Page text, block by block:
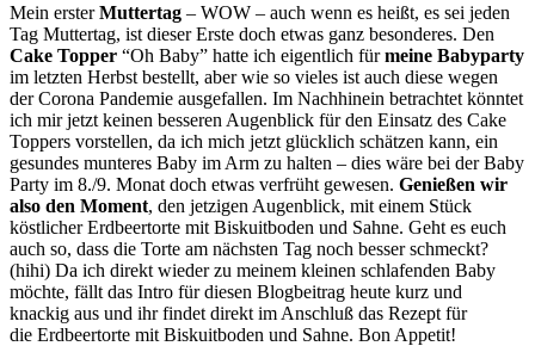
Mein ersterMuttertag – WOW – auch wenn es heißt, es sei jeden
Tag Muttertag, ist dieser Erste doch etwas ganz besonderes. Den
Cake Topper “Oh Baby” hatte ich eigentlich fürmeine Babyparty
im letzten Herbst bestellt, aber wie so vieles ist auch diese wegen
der Corona Pandemie ausgefallen. Im Nachhinein betrachtet könntet
ich mir jetzt keinen besseren Augenblick für den Einsatz des Cake
Toppers vorstellen, da ich mich jetzt glücklich schätzen kann, ein
gesundes munteres Baby im Arm zu halten – dies wäre bei der Baby
Party im 8./9. Monat doch etwas verfrüht gewesen. Genießen wir
also den Moment, den jetzigen Augenblick, mit einem Stück
köstlicher Erdbeertorte mit Biskuitboden und Sahne. Geht es euch
auch so, dass die Torte am nächsten Tag noch besser schmeckt?
(hihi) Da ich direkt wieder zu meinem kleinen schlafenden Baby
möchte, fällt das Intro für diesen Blogbeitrag heute kurz und
knackig aus und ihr findet direkt im Anschluß das Rezept für
die Erdbeertorte mit Biskuitboden und Sahne. Bon Appetit!